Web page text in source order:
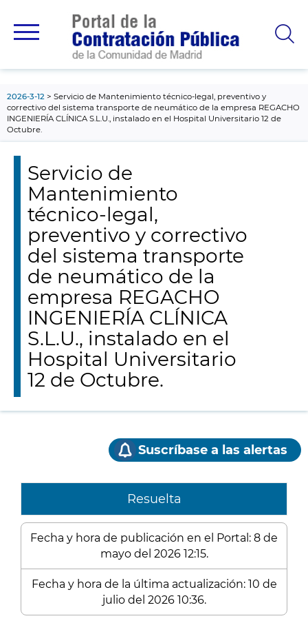
principal
2026-3-12
Servicio de Mantenimiento técnico-legal, preventivo y
correctivo del sistema transporte de neumático de la empresa REGACHO
INGENIERÍA CLÍNICA S.L.U., instalado en el Hospital Universitario 12 de
Octubre.
Servicio de
Mantenimiento
técnico-legal,
preventivo y correctivo
del sistema transporte
de neumático de la
empresa REGACHO
INGENIERÍA CLÍNICA
S.L.U., instalado en el
Hospital Universitario
12 de Octubre.
Suscríbase a las alertas
Resuelta
Fecha y hora de publicación en el Portal: 8 de
mayo del 2026 12:15.
Fecha y hora de la última actualización: 10 de
julio del 2026 10:36.